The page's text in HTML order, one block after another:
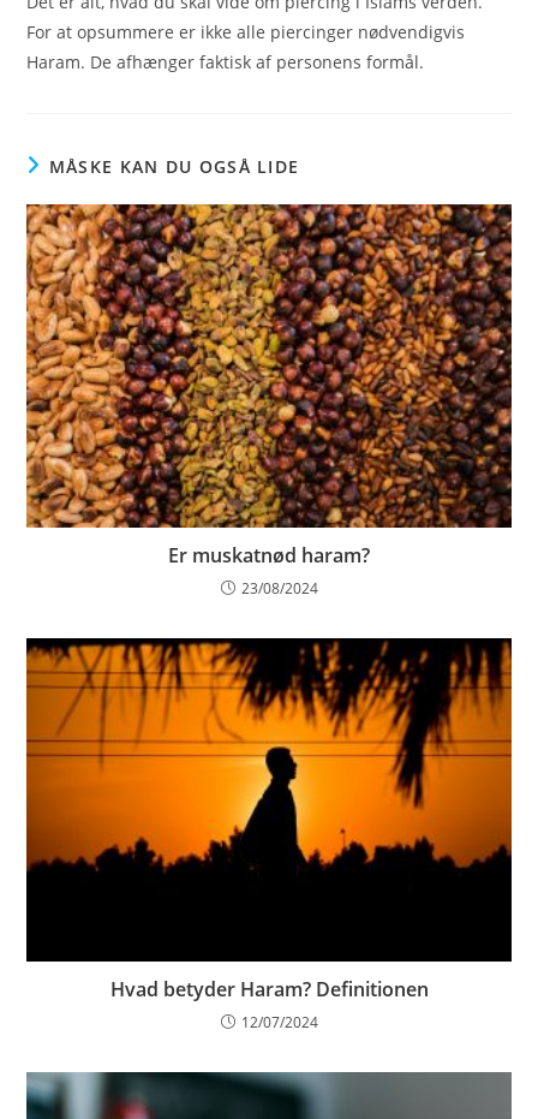
For at opsummere er ikke alle piercinger nødvendigvis
Haram. De afhænger faktisk af personens formål.
MÅSKE KAN DU OGSÅ LIDE
Er muskatnød haram?
23/08/2024
Hvad betyder Haram? Definitionen
12/07/2024